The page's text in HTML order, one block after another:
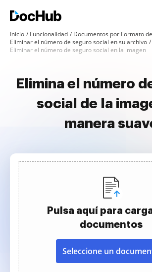
Inicio Funcionalidad
Documentos por Formato
Eliminar el número de seguro social en su archivo
Eliminar el número de seguro social en la imagen
Elimina el número
social de la
manera
Pulsa aquí para
documentos
Seleccione un